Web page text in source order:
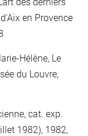
en Provence
Hélène, Le
du Louvre,
cat. exp.
1982), 1982,